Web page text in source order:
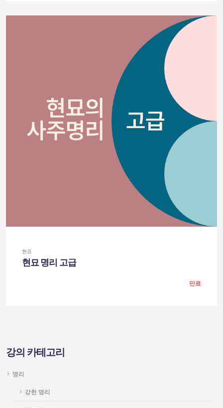
현묘
현묘 명리 고급
만료
강의 카테고리
명리
강헌 명리